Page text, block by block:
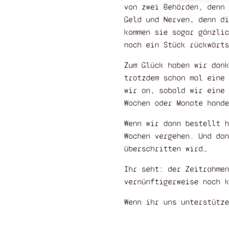
von zwei Behörden,
Geld und Nerven, denn
kommen sie sogar
noch ein Stück
Zum Glück haben wir
trotzdem schon mal
wir an, sobald wir eine
Wochen oder Monate
Wenn wir dann bestellt
Wochen vergehen. Und
überschritten wird…
Ihr seht: der Zeitrahmen
vernünftigerweise noch
Wenn ihr uns